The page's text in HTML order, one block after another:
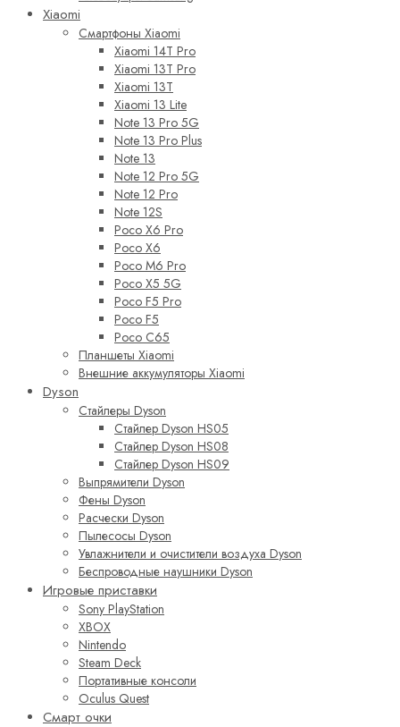
Xiaomi
Смартфоны Xiaomi
Xiaomi 14T Pro
Xiaomi 13T Pro
Xiaomi 13T
Xiaomi 13 Lite
Note 13 Pro 5G
Note 13 Pro Plus
Note 13
Note 12 Pro 5G
Note 12 Pro
Note 12S
Poco X6 Pro
Poco X6
Poco M6 Pro
Poco X5 5G
Poco F5 Pro
Poco F5
Poco C65
Планшеты Xiaomi
Внешние аккумуляторы Xiaomi
Dyson
Стайлеры Dyson
Стайлер Dyson HS05
Стайлер Dyson HS08
Стайлер Dyson HS09
Выпрямители Dyson
Фены Dyson
Расчески Dyson
Пылесосы Dyson
Увлажнители и очистители воздуха Dyson
Беспроводные наушники Dyson
Игровые приставки
Sony PlayStation
XBOX
Nintendo
Steam Deck
Портативные консоли
Oculus Quest
Смарт очки